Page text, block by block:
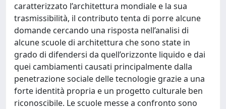
caratterizzato l’architettura mondiale e la sua
trasmissibilità, il contributo tenta di porre alcune
domande cercando una risposta nell’analisi di
alcune scuole di architettura che sono state in
grado di difendersi da quell’orizzonte liquido e dai
quei cambiamenti causati principalmente dalla
penetrazione sociale delle tecnologie grazie a una
forte identità propria e un progetto culturale ben
riconoscibile. Le scuole messe a confronto sono